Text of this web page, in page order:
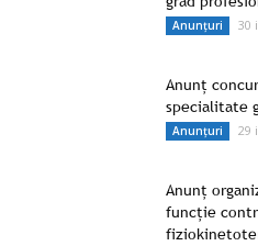
Anunțuri 30
Anunț
specialitate
Anunțuri 29
Anunț
funcție